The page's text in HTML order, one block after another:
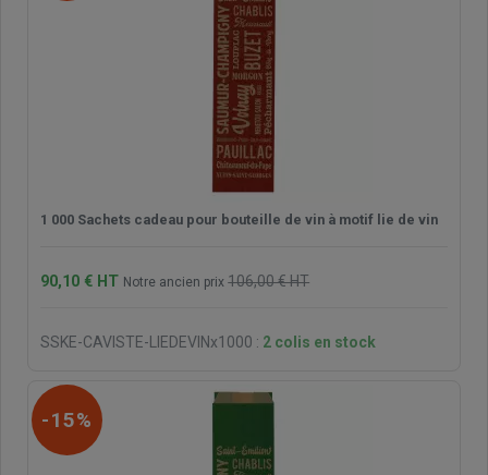
1 000 Sachets cadeau pour bouteille de vin à motif lie de vin
90,10 € HT Notre ancien prix106,00 € HT
SSKE-CAVISTE-LIEDEVINx1000 : 2 colis en stock
-15%